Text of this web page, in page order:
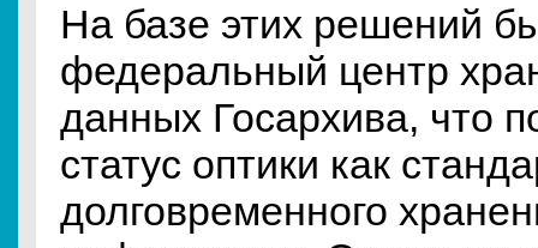
На базе этих решений
федеральный центр
данных Госархива, что
статус оптики как
долговременного